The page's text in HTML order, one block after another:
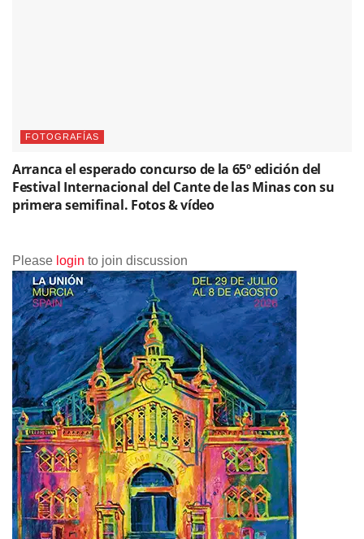
FOTOGRAFÍAS
Arranca el esperado concurso de la 65º edición del
Festival Internacional del Cante de las Minas con su
primera semifinal. Fotos & vídeo
Please login to join discussion